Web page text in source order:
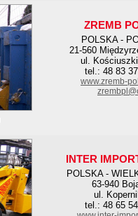
ZREMB
POLSKA -
21-560
ul.
tel.: 48 83
www.zremb-
INTER
POLSKA -
63-940
ul.
tel.: 48 65